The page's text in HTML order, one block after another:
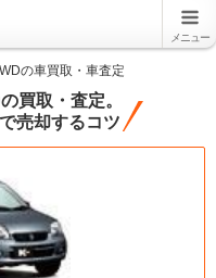
メニュー
の車買取・車査定
買取・査定。
売却するコツ